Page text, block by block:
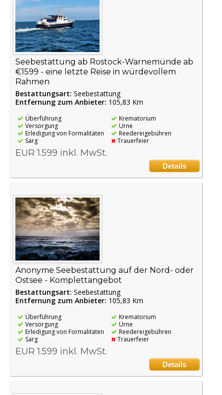
Seebestattung ab Rostock-Warnemünde ab
€1599 - eine letzte Reise in würdevollem
Rahmen
Bestattungsart: Seebestattung
Entfernung zum Anbieter: 105,83 Km
Überführung
Versorgung
Erledigung von Formalitäten
Sarg
Krematorium
Urne
Reedereigebühren
Trauerfeier
EUR 1.599 inkl. MwSt.
Details
Anonyme Seebestattung auf der Nord- oder
Ostsee - Komplettangebot
Bestattungsart: Seebestattung
Entfernung zum Anbieter: 105,83 Km
Überführung
Versorgung
Erledigung von Formalitäten
Sarg
Krematorium
Urne
Reedereigebühren
Trauerfeier
EUR 1.599 inkl. MwSt.
Details